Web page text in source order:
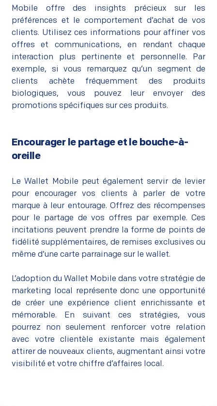
Mobile offre des insights précieux sur les
préférences et le comportement d’achat de vos
clients. Utilisez ces informations pour affiner vos
offres et communications, en rendant chaque
interaction plus pertinente et personnelle. Par
exemple, si vous remarquez qu’un segment de
clients achète fréquemment des produits
biologiques, vous pouvez leur envoyer des
promotions spécifiques sur ces produits.
Encourager le partage et le bouche-à-
oreille
Le Wallet Mobile peut également servir de levier
pour encourager vos clients à parler de votre
marque à leur entourage. Offrez des récompenses
pour le partage de vos offres par exemple. Ces
incitations peuvent prendre la forme de points de
fidélité supplémentaires, de remises exclusives ou
même d’une carte parrainage sur le wallet.
L’adoption du Wallet Mobile dans votre stratégie de
marketing local représente donc une opportunité
de créer une expérience client enrichissante et
mémorable. En suivant ces stratégies, vous
pourrez non seulement renforcer votre relation
avec votre clientèle existante mais également
attirer de nouveaux clients, augmentant ainsi votre
visibilité et votre chiffre d’affaires local.